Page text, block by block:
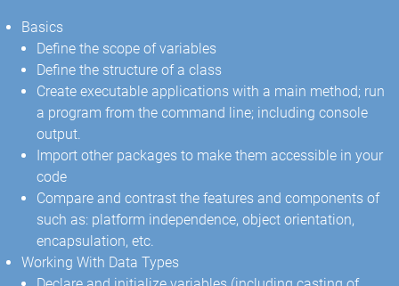
Basics
Define the scope of variables
Define the structure of a class
Create executable applications with a main method; run
a program from the command line; including console
output.
Import other packages to make them accessible in your
code
Compare and contrast the features and components of
such as: platform independence, object orientation,
encapsulation, etc.
Working With Data Types